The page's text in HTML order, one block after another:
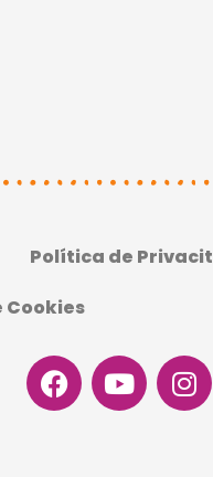
Política de
Cookies
Facebook
Youtube